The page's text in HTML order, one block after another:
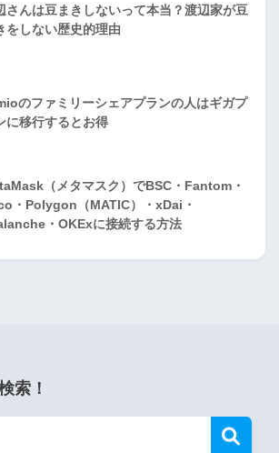
さんは豆まきしないって本当？渡辺家が豆
をしない歴史的理由
のファミリーシェアプランの人はギガプ
に移行するとお得
（メタマスク）でBSC・Fantom・
・Polygon（MATIC）・xDai・
・OKExに接続する方法
索！